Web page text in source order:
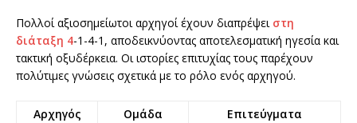
Πολλοί αξιοσημείωτοι αρχηγοί έχουν διαπρέψει στη
διάταξη 4-1-4-1, αποδεικνύοντας αποτελεσματική ηγεσία και
τακτική οξυδέρκεια. Οι ιστορίες επιτυχίας τους παρέχουν
πολύτιμες γνώσεις σχετικά με το ρόλο ενός αρχηγού.
Αρχηγός Ομάδα
Επιτεύγματα